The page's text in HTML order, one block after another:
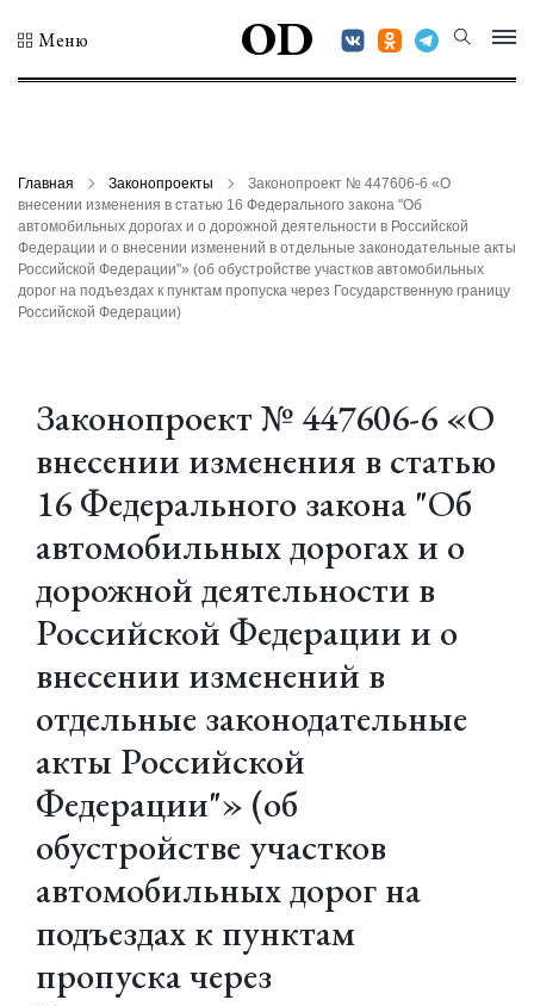
Меню OD
Главная Законопроекты
Законопроект № 447606-6 «О
внесении изменения в статью 16 Федерального закона "Об
автомобильных дорогах и о дорожной деятельности в Российской
Федерации и о внесении изменений в отдельные законодательные акты
Российской Федерации"» (об обустройстве участков автомобильных
дорог на подъездах к пунктам пропуска через Государственную границу
Российской Федерации)
Законопроект № 447606-6 «О
внесении изменения в статью
16 Федерального закона "Об
автомобильных дорогах и о
дорожной деятельности в
Российской Федерации и о
внесении изменений в
отдельные законодательные
акты Российской
Федерации"» (об
обустройстве участков
автомобильных дорог на
подъездах к пунктам
пропуска через